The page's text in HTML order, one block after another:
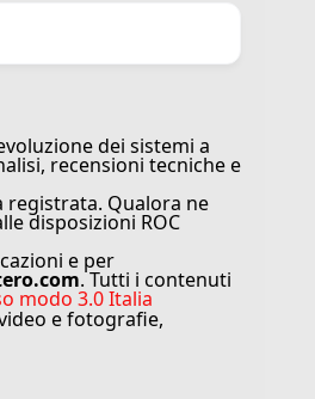
dei sistemi a
recensioni tecniche e
registrata. Qualora ne
disposizioni ROC
e per
. Tutti i contenuti
modo 3.0 Italia
e fotografie,